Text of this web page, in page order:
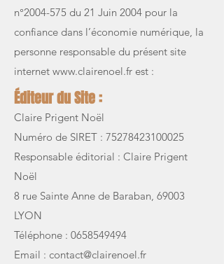
n°2004-575 du 21 Juin 2004 pour la
confiance dans l’économie numérique, la
personne responsable du présent site
internet www.clairenoel.fr est :
Éditeur du Site :
Claire Prigent Noël
Numéro de SIRET : 75278423100025
Responsable éditorial : Claire Prigent
Noël
8 rue Sainte Anne de Baraban, 69003
LYON
Téléphone : 0658549494
Email : contact@clairenoel.fr